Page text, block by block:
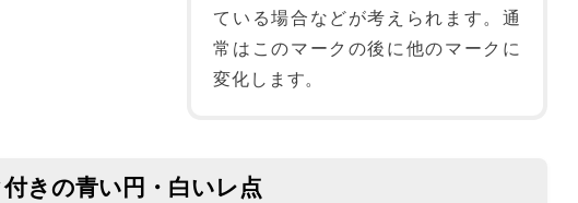
ている場合などが考えられます。通
常はこのマークの後に他のマークに
変化します。
きの青い円・白いレ点